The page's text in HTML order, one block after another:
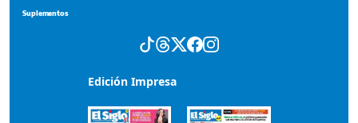
Portada del impreso del 4 de agosto de 2026